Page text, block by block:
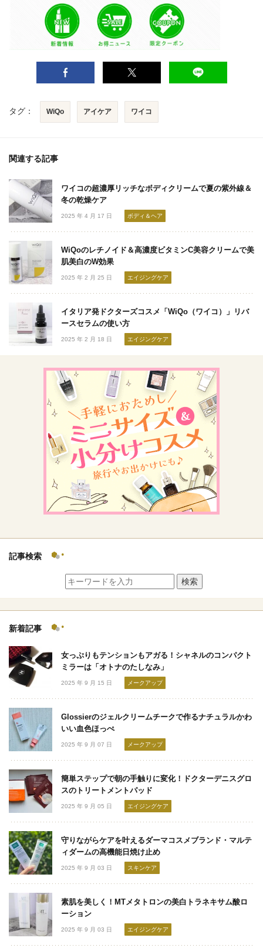
タグ： WiQo アイケア ワイコ
関連する記事
ワイコの超濃厚リッチなボディクリームで夏の紫外線＆
冬の乾燥ケア
2025 年 4 月 17 日 ボディ＆ヘア
WiQoのレチノイド＆高濃度ビタミンC美容クリームで美
肌美白のW効果
2025 年 2 月 25 日 エイジングケア
イタリア発ドクターズコスメ「WiQo（ワイコ）」リバ
ースセラムの使い方
2025 年 2 月 18 日 エイジングケア
記事検索
検索
新着記事
女っぷりもテンションもアガる！シャネルのコンパクト
ミラーは「オトナのたしなみ」
2025 年 9 月 15 日 メークアップ
Glossierのジェルクリームチークで作るナチュラルかわ
いい血色ほっぺ
2025 年 9 月 07 日 メークアップ
簡単ステップで朝の手触りに変化！ドクターデニスグロ
スのトリートメントパッド
2025 年 9 月 05 日 エイジングケア
守りながらケアを叶えるダーマコスメブランド・マルテ
ィダームの高機能日焼け止め
2025 年 9 月 03 日 スキンケア
素肌を美しく！MTメタトロンの美白トラネキサム酸ロ
ーション
2025 年 9 月 03 日 エイジングケア